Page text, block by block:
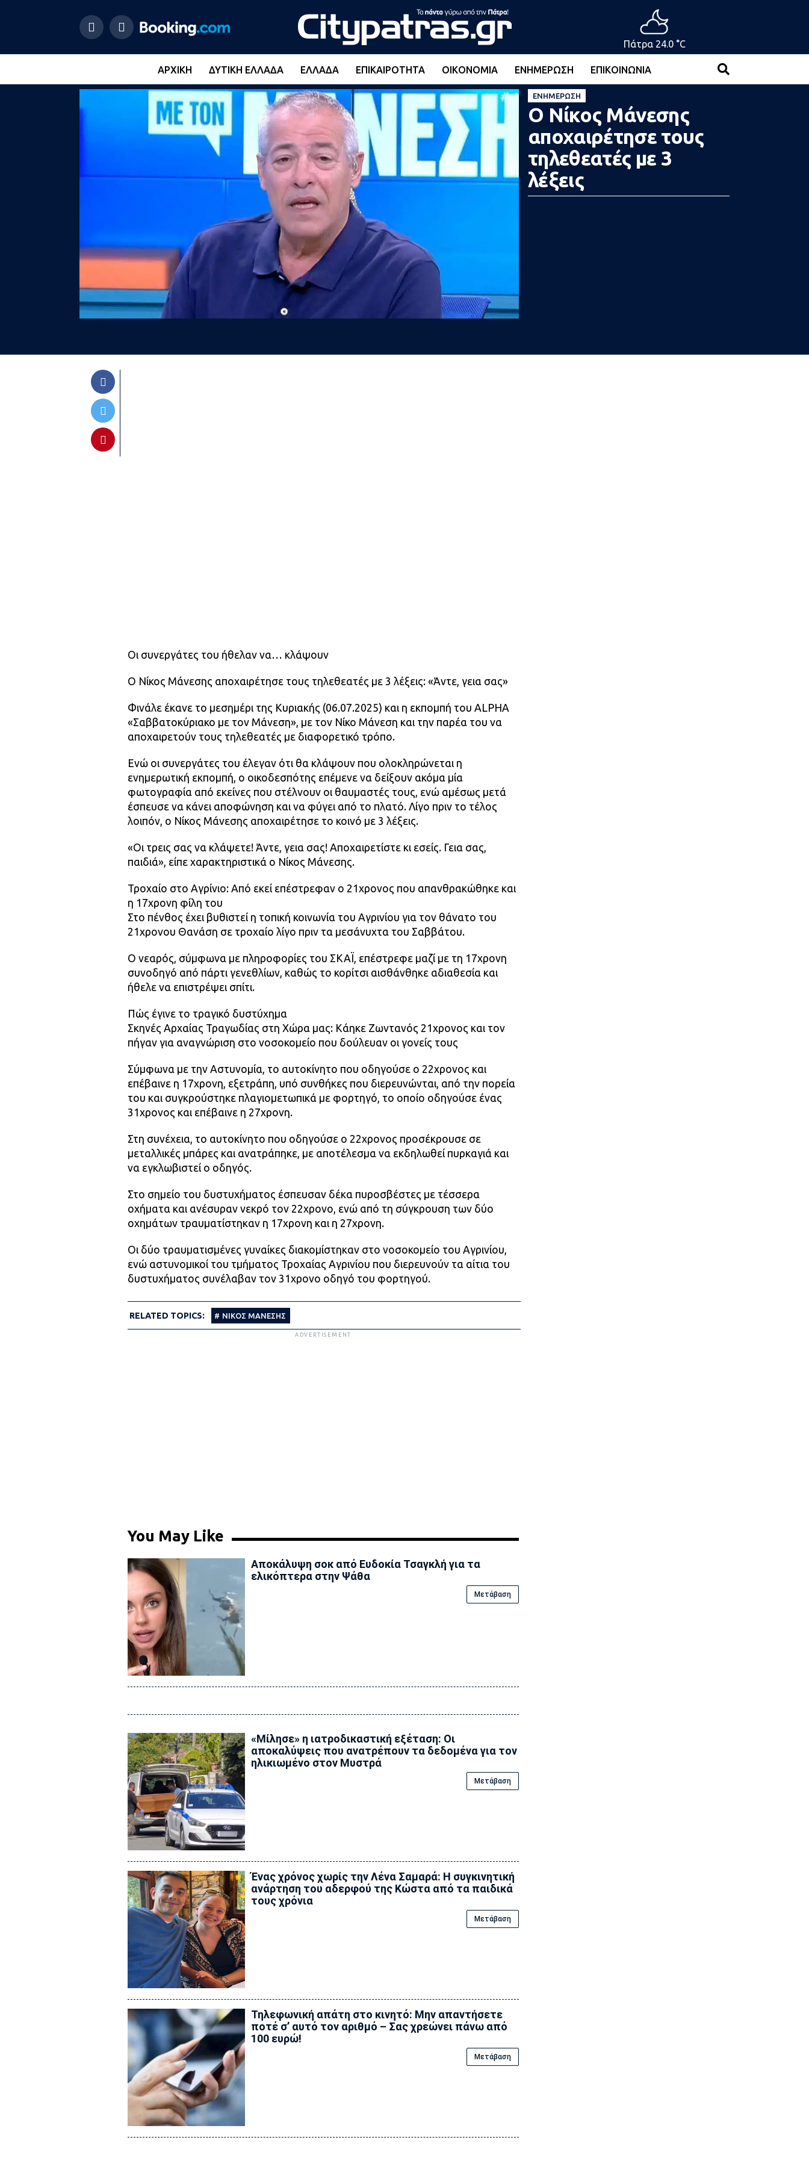
Πάτρα 24.0 °C
ΑΡΧΙΚΉ ΔΥΤΙΚΉ ΕΛΛΆΔΑ ΕΛΛΆΔΑ ΕΠΙΚΑΙΡΌΤΗΤΑ ΟΙΚΟΝΟΜΊΑ ΕΝΗΜΈΡΩΣΗ ΕΠΙΚΟΙΝΩΝΊΑ
ΕΝΗΜΈΡΩΣΗ
Ο Νίκος Μάνεσης
αποχαιρέτησε τους
τηλεθεατές με 3
λέξεις
Οι συνεργάτες του ήθελαν να… κλάψουν
Ο Νίκος Μάνεσης αποχαιρέτησε τους τηλεθεατές με 3 λέξεις: «Άντε, γεια σας»
Φινάλε έκανε το μεσημέρι της Κυριακής (06.07.2025) και η εκπομπή του ALPHA
«Σαββατοκύριακο με τον Μάνεση», με τον Νίκο Μάνεση και την παρέα του να
αποχαιρετούν τους τηλεθεατές με διαφορετικό τρόπο.
Ενώ οι συνεργάτες του έλεγαν ότι θα κλάψουν που ολοκληρώνεται η
ενημερωτική εκπομπή, ο οικοδεσπότης επέμενε να δείξουν ακόμα μία
φωτογραφία από εκείνες που στέλνουν οι θαυμαστές τους, ενώ αμέσως μετά
έσπευσε να κάνει αποφώνηση και να φύγει από το πλατό. Λίγο πριν το τέλος
λοιπόν, ο Νίκος Μάνεσης αποχαιρέτησε το κοινό με 3 λέξεις.
«Οι τρεις σας να κλάψετε! Άντε, γεια σας! Αποχαιρετίστε κι εσείς. Γεια σας,
παιδιά», είπε χαρακτηριστικά ο Νίκος Μάνεσης.
Τροχαίο στο Αγρίνιο: Από εκεί επέστρεφαν ο 21χρονος που απανθρακώθηκε και
η 17χρονη φίλη του
Στο πένθος έχει βυθιστεί η τοπική κοινωνία του Αγρινίου για τον θάνατο του
21χρονου Θανάση σε τροχαίο λίγο πριν τα μεσάνυχτα του Σαββάτου.
Ο νεαρός, σύμφωνα με πληροφορίες του ΣΚΑΪ, επέστρεφε μαζί με τη 17χρονη
συνοδηγό από πάρτι γενεθλίων, καθώς το κορίτσι αισθάνθηκε αδιαθεσία και
ήθελε να επιστρέψει σπίτι.
Πώς έγινε το τραγικό δυστύχημα
Σκηνές Αρχαίας Τραγωδίας στη Χώρα μας: Κάηκε Ζωντανός 21χρονος και τον
πήγαν για αναγνώριση στο νοσοκομείο που δούλευαν οι γονείς τους
Σύμφωνα με την Αστυνομία, το αυτοκίνητο που οδηγούσε ο 22χρονος και
επέβαινε η 17χρονη, εξετράπη, υπό συνθήκες που διερευνώνται, από την πορεία
του και συγκρούστηκε πλαγιομετωπικά με φορτηγό, το οποίο οδηγούσε ένας
31χρονος και επέβαινε η 27χρονη.
Στη συνέχεια, το αυτοκίνητο που οδηγούσε ο 22χρονος προσέκρουσε σε
μεταλλικές μπάρες και ανατράπηκε, με αποτέλεσμα να εκδηλωθεί πυρκαγιά και
να εγκλωβιστεί ο οδηγός.
Στο σημείο του δυστυχήματος έσπευσαν δέκα πυροσβέστες με τέσσερα
οχήματα και ανέσυραν νεκρό τον 22χρονο, ενώ από τη σύγκρουση των δύο
οχημάτων τραυματίστηκαν η 17χρονη και η 27χρονη.
Οι δύο τραυματισμένες γυναίκες διακομίστηκαν στο νοσοκομείο του Αγρινίου,
ενώ αστυνομικοί του τμήματος Τροχαίας Αγρινίου που διερευνούν τα αίτια του
δυστυχήματος συνέλαβαν τον 31χρονο οδηγό του φορτηγού.
RELATED TOPICS: ΝΙΚΟΣ ΜΑΝΕΣΗΣ
ADVERTISEMENT
You May Like
Αποκάλυψη σoκ από Ευδοκία Τσαγκλή για τα
ελικόπτερα στην Ψάθα
Μετάβαση
«Μίλησε» η ιατροδικαστική εξέταση: Οι
αποκαλύψεις που ανατρέπουν τα δεδομένα για τον
ηλικιωμένο στον Μυστρά
Μετάβαση
Ένας χρόνος χωρίς την Λένα Σαμαρά: Η συγκινητική
ανάρτηση του αδερφού της Κώστα από τα παιδικά
τους χρόνια
Μετάβαση
Τηλεφωνική απάτη στο κινητό: Μην απαντήσετε
ποτέ σ’ αυτό τον αριθμό – Σας χρεώνει πάνω από
100 ευρώ!
Μετάβαση